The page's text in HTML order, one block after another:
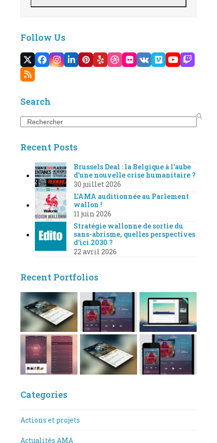
Follow Us
Twitter
(deprecated)
Facebook
Instagram
LinkedIn
Pinterest
YelpDribbble
Flickr
VKVimeoYouTube
RSS
Search
Search
Recent Posts
Brussels Deal : la Belgique à l’aube
d’une nouvelle crise humanitaire ?
30 juillet 2026
L’AMA auditionnée au Parlement
wallon !
11 juin 2026
Stratégie wallonne de sortie du
sans-abrisme, quelles perspectives
d’ici 2030 ?
22 avril 2026
Recent Portfolios
Categories
Actions et projets
Actualités AMA